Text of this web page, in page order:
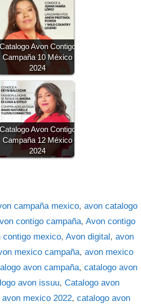
Catalogo Avon Contigo
Campaña 10 México
2024
Catalogo Avon Contigo
Campaña 12 México
2024
campaña mexico,avon catalogo
contigo campaña, Avon contigo
contigo mexico, Avon digital , avon
mexico campaña, avon mexico
avon campaña, catalogo avon
avon issuu, Catalogo avon
mexico 2022, catalogo avon